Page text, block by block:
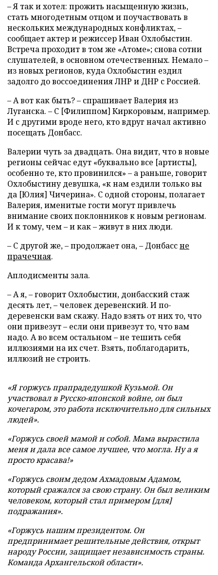
– Я так и хотел: прожить насыщенную жизнь,
стать многодетным отцом и поучаствовать в
нескольких международных конфликтах, –
сообщает актер и режиссер Иван Охлобыстин.
Встреча проходит в том же «Атоме»; снова сотни
слушателей, в основном отечественных. Немало –
из новых регионов, куда Охлобыстин ездил
задолго до воссоединения ЛНР и ДНР с Россией.
– А вот как быть? – спрашивает Валерия из
Луганска. – С [Филиппом] Киркоровым, например.
И с другими вроде него, кто вдруг начал активно
посещать Донбасс.
Валерии чуть за двадцать. Она видит, что в новые
регионы сейчас едут «буквально все [артисты],
особенно те, кто провинился» – а раньше, говорит
Охлобыстину девушка, «к нам ездили только вы
да [Юлия] Чичерина». С одной стороны, полагает
Валерия, именитые гости могут привлечь
внимание своих поклонников к новым регионам.
И к тому, чем – и как – живут в них люди.
– С другой же, – продолжает она, – Донбассне
прачечная.
Аплодисменты зала.
– А я, – говорит Охлобыстин, донбасский стаж
десять лет, – человек деревенский. И по-
деревенски вам скажу. Надо взять от них то, что
они привезут – если они привезут то, что вам
надо. А во всем остальном – не тешить себя
иллюзиями на их счет. Взять, поблагодарить,
иллюзий не строить.
«Я горжусь прапрадедушкой Кузьмой. Он
участвовал в Русско-японской войне, он был
кочегаром, это работа исключительно для сильных
людей».
«Горжусь своей мамой и собой. Мама вырастила
меня и дала все самое лучшее, что могла. Ну а я
просто красава!»
«Горжусь своим дедом Ахмадовым Адамом,
который сражался за свою страну. Он был великим
человеком, который стал примером [для]
подражания».
«Горжусь нашим президентом. Он
предпринимает решительные действия, открыт
народу России, защищает независимость страны.
Команда Архангельской области».